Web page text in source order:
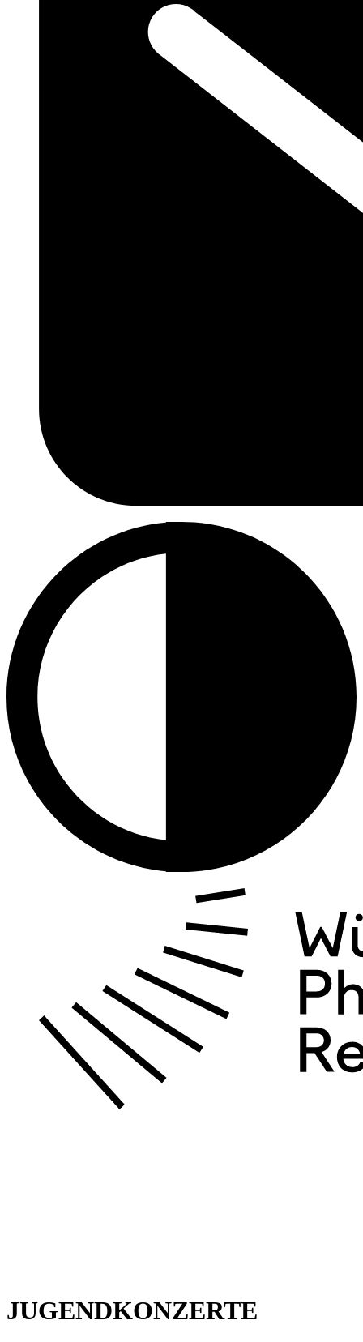
JUGENDKONZERTE